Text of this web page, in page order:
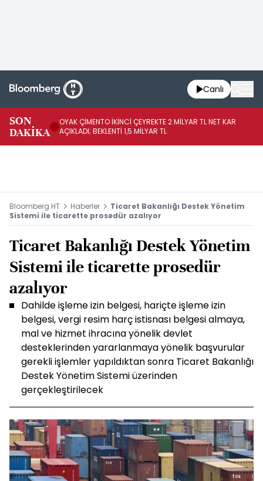
Canlı
SON
DAKİKA
OYAK ÇİMENTO İKİNCİ ÇEYREKTE 2 MİLYAR TL NET KAR
AÇIKLADI; BEKLENTİ 1,5 MİLYAR TL
Bloomberg HT Haberler
Ticaret Bakanlığı Destek Yönetim
Sistemi ile ticarette prosedür azalıyor
Ticaret Bakanlığı Destek Yönetim
Sistemi ile ticarette prosedür
azalıyor
Dahilde işleme izin belgesi, hariçte işleme izin
belgesi, vergi resim harç istisnası belgesi almaya,
mal ve hizmet ihracına yönelik devlet
desteklerinden yararlanmaya yönelik başvurular
gerekli işlemler yapıldıktan sonra Ticaret Bakanlığı
Destek Yönetim Sistemi üzerinden
gerçekleştirilecek